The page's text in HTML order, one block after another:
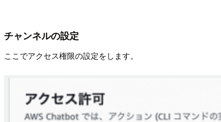
チャンネルの設定
ここでアクセス権限の設定をします。